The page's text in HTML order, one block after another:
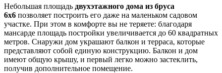
Небольшая площадь двухэтажного дома из бруса
6х6 позволяет построить его даже на маленьком садовом
участке. При этом в комфорте вы не теряете: благодаря
мансарде площадь постройки увеличивается до 60 квадратных
метров. Снаружи дом украшают балкон и терраса, которые
представляют собой единую конструкцию. Балкон и дом
имеют общую крышу, и первый легко можно застеклить,
получив дополнительное помещение.